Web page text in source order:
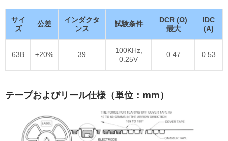
サイ
ズ
公差
インダクタ
ンス
試験条件
DCR (Ω)
最大
IDC
(A)
63B ±20% 39
100KHz,
0.25V
0.47 0.53
テープおよびリール仕様（単位：mm）